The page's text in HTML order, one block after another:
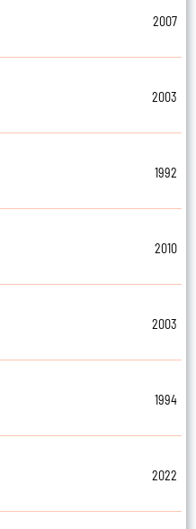
2007
2003
1992
2010
2003
1994
2022